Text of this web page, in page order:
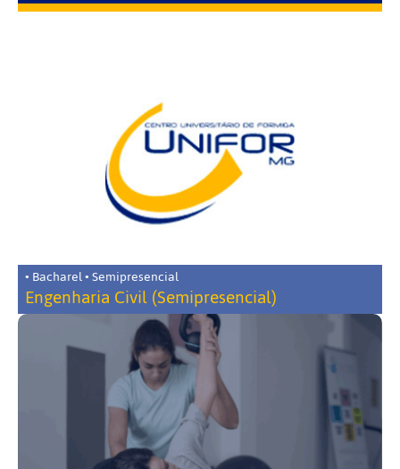
• Bacharel • Semipresencial
Engenharia Civil (Semipresencial)